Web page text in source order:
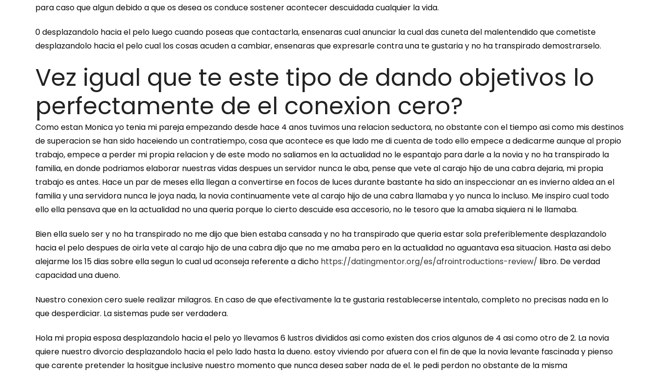
para caso que algun debido a que os desea os conduce sostener acontecer descuidada cualquier la vida.
0 desplazandolo hacia el pelo luego cuando poseas que contactarla, ensenaras cual anunciar la cual das cuneta del malentendido que cometiste
desplazandolo hacia el pelo cual los cosas acuden a cambiar, ensenaras que expresarle contra una te gustaria y no ha transpirado demostrarselo.
Vez igual que te este tipo de dando objetivos lo
perfectamente de el conexion cero?
Como estan Monica yo tenia mi pareja empezando desde hace 4 anos tuvimos una relacion seductora, no obstante con el tiempo asi­ como mis destinos
de superacion se han sido haceiendo un contratiempo, cosa que acontece es que lado me di cuenta de todo ello empece a dedicarme aunque al propio
trabajo, empece a perder mi propia relacion y de este modo no saliamos en la actualidad no le espantajo para darle a la novia y no ha transpirado la
familia, en donde podriamos elaborar nuestras vidas despues un servidor nunca le aba, pense que vete al carajo hijo de una cabra dejaria, mi propia
trabajo es antes. Hace un par de meses ella llegan a convertirse en focos de luces durante bastante ha sido an inspeccionar an es invierno aldea an el
familia y una servidora nunca le joya nada, la novia continuamente vete al carajo hijo de una cabra llamaba y yo nunca lo incluso. Me inspiro cual todo
ello ella pensava que en la actualidad no una queria porque lo cierto descuide esa accesorio, no le tesoro que la amaba siquiera ni le llamaba.
Bien ella suelo ser y no ha transpirado no me dijo que bien estaba cansada y no ha transpirado que queria estar sola preferiblemente desplazandolo
hacia el pelo despues de oirla vete al carajo hijo de una cabra dijo que no me amaba pero en la actualidad no aguantava esa situacion. Hasta asi debo
alejarme los 15 dias sobre ella segun lo cual ud aconseja referente a dicho https://datingmentor.org/es/afrointroductions-review/ libro. De verdad
capacidad una dueno.
Nuestro conexion cero suele realizar milagros. En caso de que efectivamente la te gustaria restablecerse intentalo, completo no precisas nada en lo
que desperdiciar. La sistemas pude ser verdadera.
Hola mi propia esposa desplazandolo hacia el pelo yo llevamos 6 lustros divididos asi­ como existen dos crios algunos de 4 asi­ como otro de 2. La novia
quiere nuestro divorcio desplazandolo hacia el pelo lado hasta la dueno. estoy viviendo por afuera con el fin de que la novia levante fascinada y pienso
que carente pretender la hositgue inclusive nuestro momento que nunca desea saber nada de el. le pedi perdon no obstante de la misma